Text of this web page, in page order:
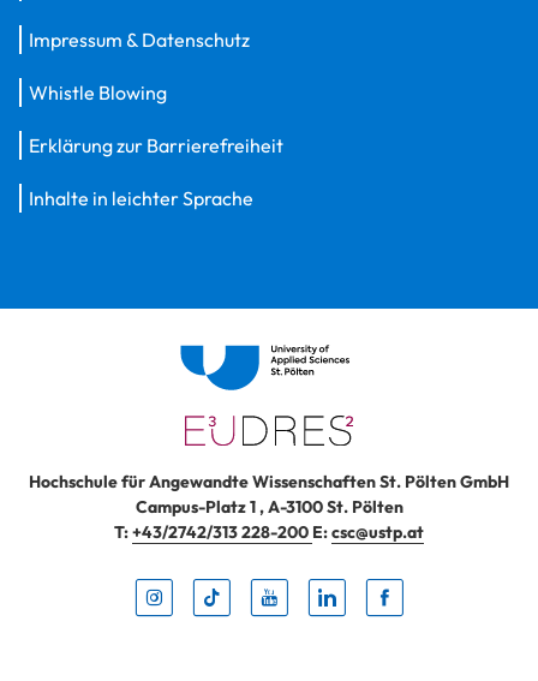
Impressum & Datenschutz
Whistle Blowing
Erklärung zur Barrierefreiheit
Inhalte in leichter Sprache
Hochschule für Angewandte Wissenschaften St. Pölten GmbH
Campus-Platz 1,A-3100St. Pölten
T:+43/2742/313 228-200 E:csc@ustp.at